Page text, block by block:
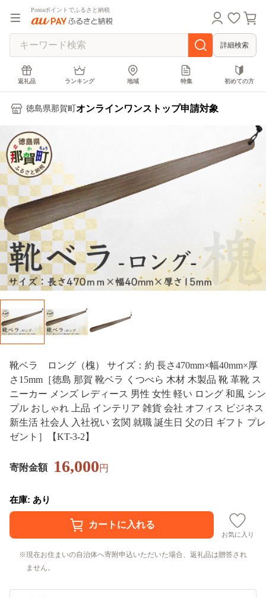
Pontaポイントでふるさと納税
詳細検索
返礼品 ランキング 地域 特集 初めての方
徳島県那賀町 オンラインワンストップ申請対象
靴ベラ ロング（槐） サイズ：約 長さ470mm×幅40mm×厚
さ15mm［徳島 那賀 靴ベラ くつべら 木材 木製品 靴 革靴 ス
ニーカー メンズ レディース 男性 女性 軽い ロング 和風 シン
プル おしゃれ 上品 インテリア 雑貨 会社 オフィス ビジネス
新生活 社会人 入社祝い 玄関 就職 誕生日 父の日 ギフト プレ
ゼント］【KT-3-2】
寄附金額 16,000円
在庫: あり
お気に入り
現在お住まいの自治体へ寄附申込いただいた場合、返礼品は贈答され
ません。